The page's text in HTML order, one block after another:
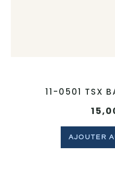
11-0501 TSX
AJOUTER